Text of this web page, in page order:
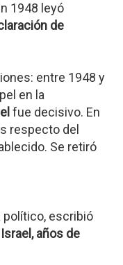
1948 leyó
de
entre 1948 y
en la
fue decisivo. En
respecto del
Se retiró
político, escribió
Israel, años de